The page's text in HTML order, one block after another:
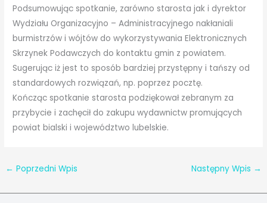
Podsumowując spotkanie, zarówno starosta jak i dyrektor
Wydziału Organizacyjno – Administracyjnego nakłaniali
burmistrzów i wójtów do wykorzystywania Elektronicznych
Skrzynek Podawczych do kontaktu gmin z powiatem.
Sugerując iż jest to sposób bardziej przystępny i tańszy od
standardowych rozwiązań, np. poprzez pocztę.
Kończąc spotkanie starosta podziękował zebranym za
przybycie i zachęcił do zakupu wydawnictw promujących
powiat bialski i województwo lubelskie.
← Poprzedni Wpis Następny Wpis →